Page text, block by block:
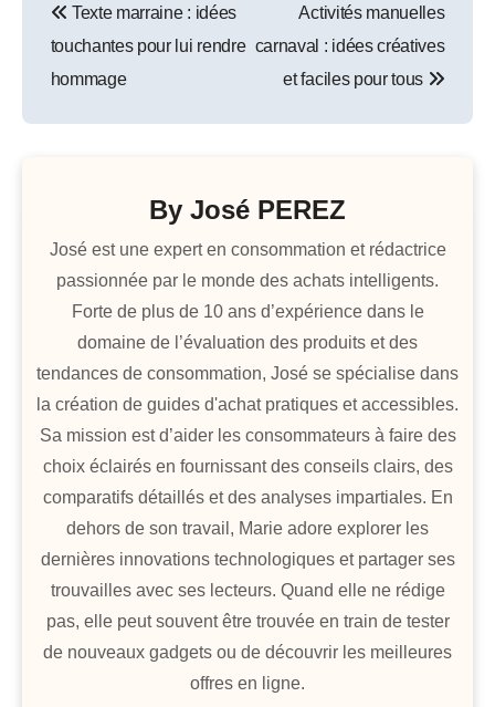
de
l’article
Texte marraine : idées
touchantes pour lui rendre
hommage
Activités manuelles
carnaval : idées créatives
et faciles pour tous
By José PEREZ
José est une expert en consommation et rédactrice
passionnée par le monde des achats intelligents.
Forte de plus de 10 ans d’expérience dans le
domaine de l’évaluation des produits et des
tendances de consommation, José se spécialise dans
la création de guides d'achat pratiques et accessibles.
Sa mission est d’aider les consommateurs à faire des
choix éclairés en fournissant des conseils clairs, des
comparatifs détaillés et des analyses impartiales. En
dehors de son travail, Marie adore explorer les
dernières innovations technologiques et partager ses
trouvailles avec ses lecteurs. Quand elle ne rédige
pas, elle peut souvent être trouvée en train de tester
de nouveaux gadgets ou de découvrir les meilleures
offres en ligne.